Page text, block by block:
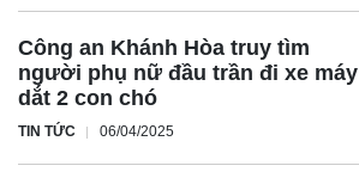
Công an Khánh Hòa truy tìm
người phụ nữ đầu trần đi xe máy
dắt 2 con chó
TIN TỨC 06/04/2025